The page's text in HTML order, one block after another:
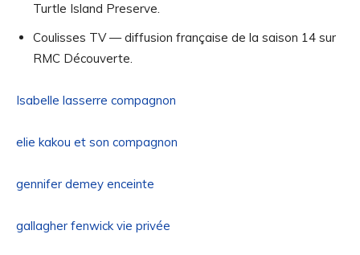
Turtle Island Preserve.
Coulisses TV — diffusion française de la saison 14 sur
RMC Découverte.
Isabelle lasserre compagnon
elie kakou et son compagnon
gennifer demey enceinte
gallagher fenwick vie privée